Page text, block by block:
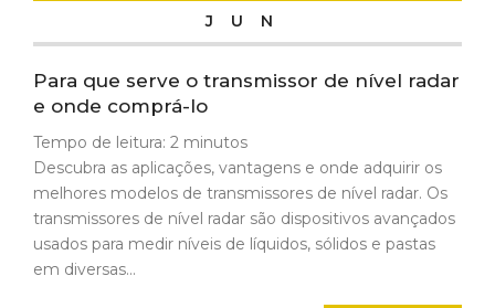
JUN
Para que serve o transmissor de nível radar
e onde comprá-lo
Tempo de leitura: 2 minutos
Descubra as aplicações, vantagens e onde adquirir os
melhores modelos de transmissores de nível radar. Os
transmissores de nível radar são dispositivos avançados
usados para medir níveis de líquidos, sólidos e pastas
em diversas...